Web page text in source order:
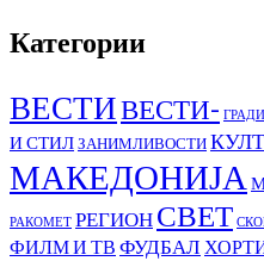
Категории
ВЕСТИВЕСТИ-
И СТИЛЗАНИМЛИВОСТИ
МАКЕДОНИЈА
РАКОМЕТ РЕГИОНСВЕТ
ФИЛМ И ТВ ФУДБАЛ